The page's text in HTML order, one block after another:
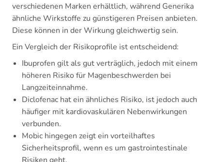
verschiedenen Marken erhältlich, während Generika
ähnliche Wirkstoffe zu günstigeren Preisen anbieten.
Diese können in der Wirkung gleichwertig sein.
Ein Vergleich der Risikoprofile ist entscheidend:
Ibuprofen gilt als gut verträglich, jedoch mit einem
höheren Risiko für Magenbeschwerden bei
Langzeiteinnahme.
Diclofenac hat ein ähnliches Risiko, ist jedoch auch
häufiger mit kardiovaskulären Nebenwirkungen
verbunden.
Mobic hingegen zeigt ein vorteilhaftes
Sicherheitsprofil, wenn es um gastrointestinale